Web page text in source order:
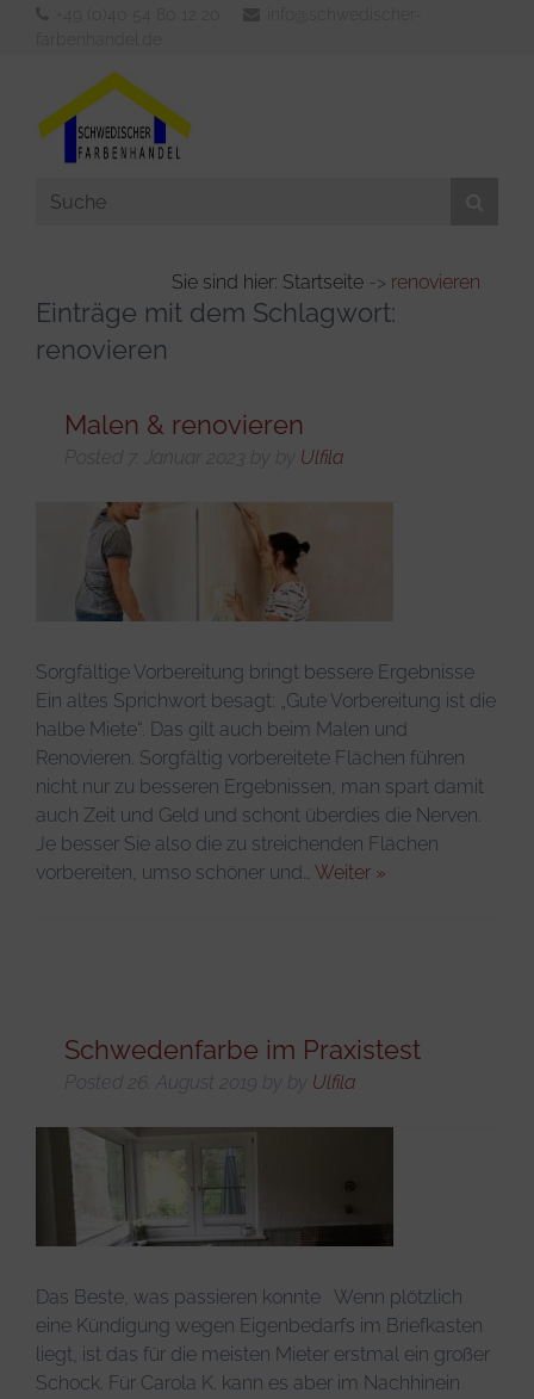
Aussenfarben
Innenfarben
Verdünner & Reiniger
Infos & Tipps
Sie sind hier: Startseite -> renovieren
Einträge mit dem Schlagwort:
renovieren
Malen & renovieren
Posted 7. Januar 2023 by by Ulfila
Sorgfältige Vorbereitung bringt bessere Ergebnisse
Ein altes Sprichwort besagt: „Gute Vorbereitung ist die
halbe Miete“. Das gilt auch beim Malen und
Renovieren. Sorgfältig vorbereitete Flächen führen
nicht nur zu besseren Ergebnissen, man spart damit
auch Zeit und Geld und schont überdies die Nerven.
Je besser Sie also die zu streichenden Flächen
vorbereiten, umso schöner und… Weiter »
Schwedenfarbe im Praxistest
Posted 26. August 2019 by by Ulfila
Das Beste, was passieren konnte Wenn plötzlich
eine Kündigung wegen Eigenbedarfs im Briefkasten
liegt, ist das für die meisten Mieter erstmal ein großer
Schock. Für Carola K. kann es aber im Nachhinein